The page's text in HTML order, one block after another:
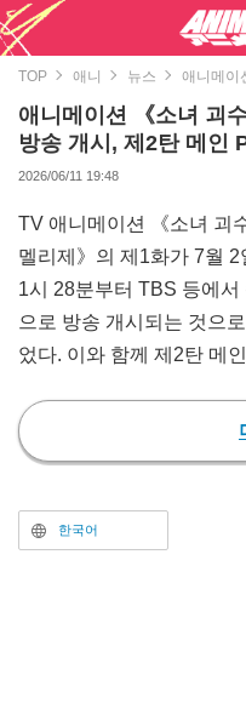
TOP 애니 뉴스 애니메이
애니메이션 《소녀 괴
방송 개시, 제2탄 메인
2026/06/11 19:48
TV 애니메이션 《소녀 괴
멜리제》의 제1화가 7월 2
1시 28분부터 TBS 등에서
으로 방송 개시되는 것으
었다. 이와 함께 제2탄 메
프로젝트의 후속 소식이
다.
연재 중인 아오키 스피카
만화를 원작으로 하는 러브
한국어